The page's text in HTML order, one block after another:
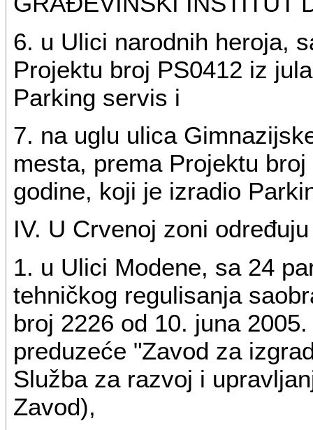
6. u Ulici narodnih heroja,
Projektu broj PS0412 iz
Parking servis i
7. na uglu ulica
mesta, prema Projektu
godine, koji je izradio
IV. U Crvenoj zoni
1. u Ulici Modene, sa 24
tehničkog regulisanja
broj 2226 od 10. juna
preduzeće "Zavod za
Služba za razvoj i
Zavod),